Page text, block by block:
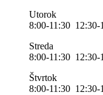
Utorok
8:00-11:30 12:30-
Streda
8:00-11:30 12:30-
Štvrtok
8:00-11:30 12:30-